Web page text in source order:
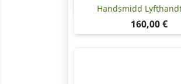
Handsmidd
Pris
160,00 €
Snabbvy